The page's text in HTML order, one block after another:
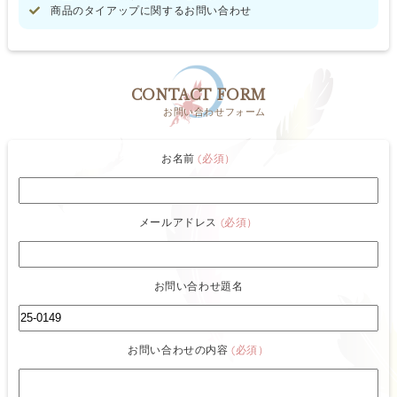
商品のタイアップに関するお問い合わせ
CONTACT FORM
お問い合わせフォーム
お名前(必須）
メールアドレス (必須）
お問い合わせ題名
お問い合わせの内容(必須）